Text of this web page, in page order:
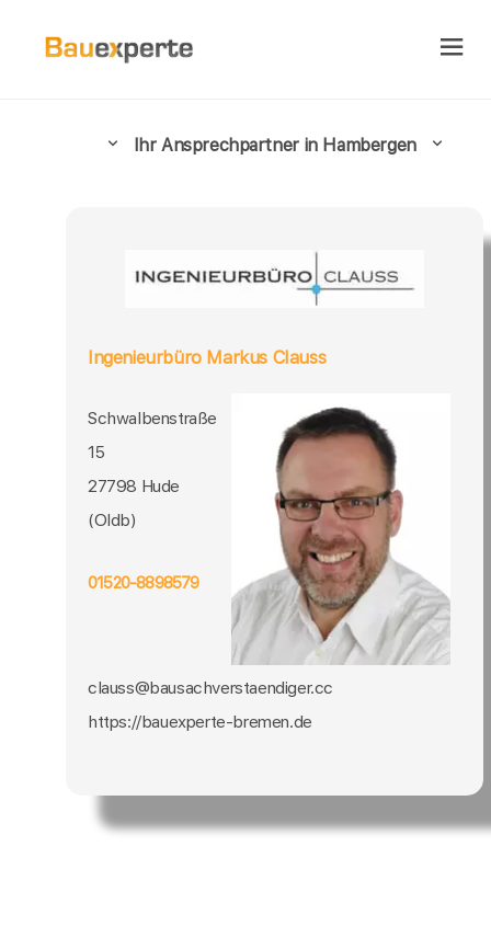
Ihr Ansprechpartner in Hambergen
Ingenieurbüro Markus Clauss
Schwalbenstraße
15
27798 Hude
(Oldb)
01520-8898579
clauss@bausachverstaendiger.cc
https://bauexperte-bremen.de